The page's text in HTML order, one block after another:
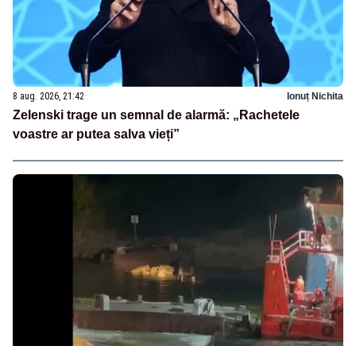
8 aug. 2026, 21:42 Ionuț Nichita
Zelenski trage un semnal de alarmă: „Rachetele
voastre ar putea salva vieți”